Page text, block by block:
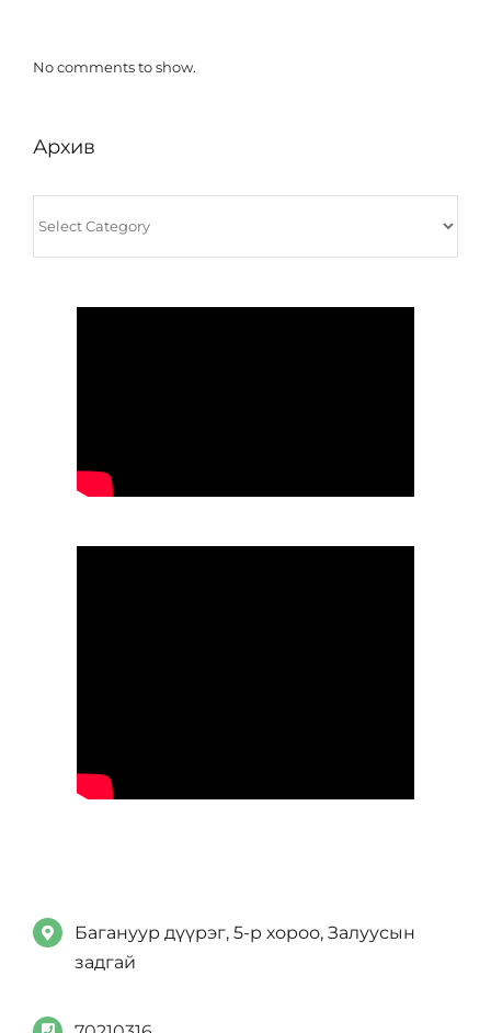
No comments to show.
Архив
Багануур дүүрэг, 5-р хороо, Залуусын
задгай